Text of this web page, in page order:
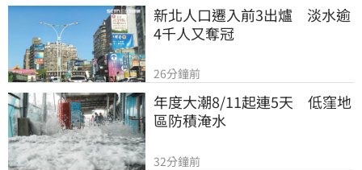
新北人口遷入前3出爐　淡水逾
4千人又奪冠
26分鐘前
年度大潮8/11起連5天　低窪地
區防積淹水
32分鐘前